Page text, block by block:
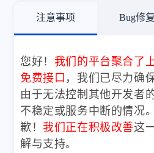
注意事项 Bug修复
您好！ 我们的平台聚合了
免费接口 ，我们已尽力确
由于无法控制其他开发者
不稳定或服务中断的情况
歉！ 我们正在积极改善这
解与支持。